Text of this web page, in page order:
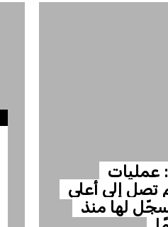
عمليات
تصل إلى أعلى
لها منذ